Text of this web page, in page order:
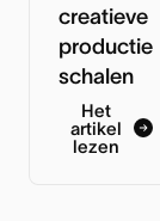
creatieve
productie
schalen
Het
artikel
lezen